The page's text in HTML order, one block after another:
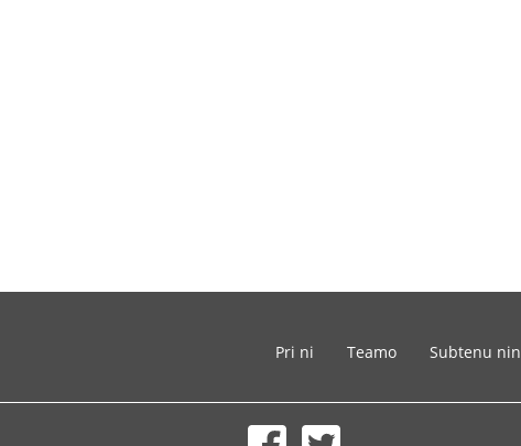
Pri ni Teamo Subtenu nin